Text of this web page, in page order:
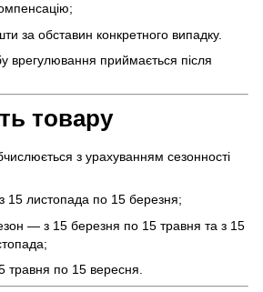
за обставин конкретного випадку.
врегулювання приймається після
товару
з урахуванням сезонності
15 листопада по 15 березня;
— з 15 березня по 15 травня та з 15
травня по 15 вересня.